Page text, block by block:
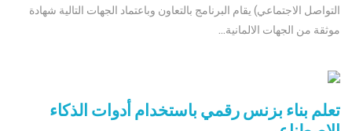
التواصل الاجتماعي) يقام البرنامج بالتعاون وباعتماد الجهات التالية شهادة
موثقة من الجهات الالمانية...
تعلم بناء بزنس رقمي باستخدام أدوات الذكاء